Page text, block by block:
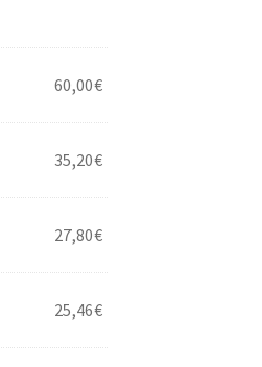
60,00€
35,20€
27,80€
25,46€